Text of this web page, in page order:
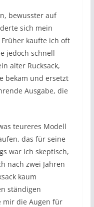
bewusster auf
sich mein
kaufte ich oft
jedoch schnell
alter Rucksack,
bekam und ersetzt
Ausgabe, die
teureres Modell
das für seine
war ich skeptisch,
nach zwei Jahren
kaum
ständigen
mir die Augen für